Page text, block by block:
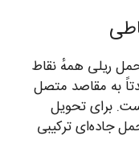
ریلی همهٔ نقاط
به مقاصد متصل
برای تحویل
جاده‌ای ترکیبی